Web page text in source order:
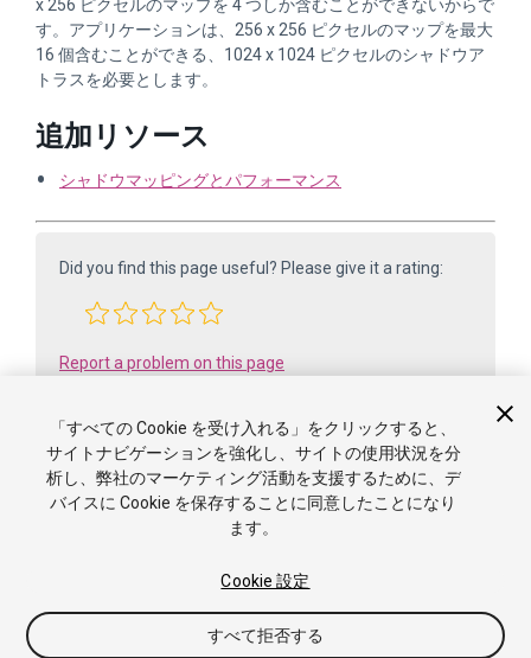
x 256 ピクセルのマップを 4 つしか含むことができないからで
す。アプリケーションは、256 x 256 ピクセルのマップを最大
16 個含むことができる、1024 x 1024 ピクセルのシャドウア
トラスを必要とします。
追加リソース
シャドウマッピングとパフォーマンス
Did you find this page useful? Please give it a rating:
Report a problem on this page
from 6000.0.65f1 (f34bf41fecc5). Built on: 2025-12-15.
Answers ナレッジベース
「すべての Cookie を受け入れる」をクリックすると、
サイトナビゲーションを強化し、サイトの使用状況を分
析し、弊社のマーケティング活動を支援するために、デ
バイスに Cookie を保存することに同意したことになり
ます。
Cookie 設定
すべて拒否する